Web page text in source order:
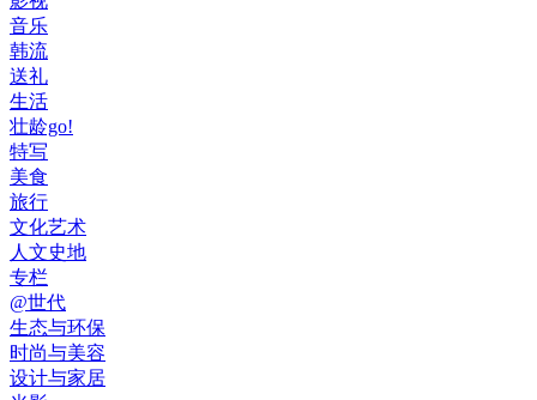
音乐
韩流
送礼
生活
壮龄go!
特写
美食
旅行
文化艺术
人文史地
专栏
@世代
生态与环保
时尚与美容
设计与家居